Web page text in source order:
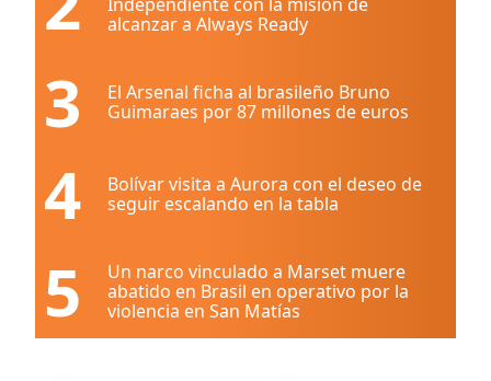
alcanzar a Always Ready
3
El Arsenal ficha al brasileño Bruno
Guimaraes por 87 millones de euros
4
Bolívar visita a Aurora con el deseo de
seguir escalando en la tabla
5
Un narco vinculado a Marset muere
abatido en Brasil en operativo por la
violencia en San Matías